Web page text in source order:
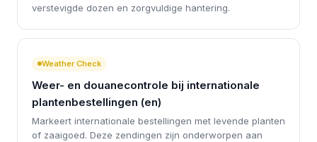
verstevigde dozen en zorgvuldige hantering.
Weather Check
Weer- en douanecontrole bij internationale
plantenbestellingen (en)
Markeert internationale bestellingen met levende planten
of zaaigoed. Deze zendingen zijn onderworpen aan